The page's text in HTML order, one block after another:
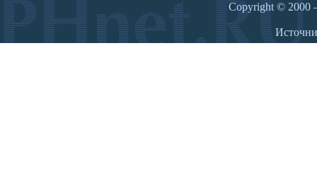
Copyright © 2000